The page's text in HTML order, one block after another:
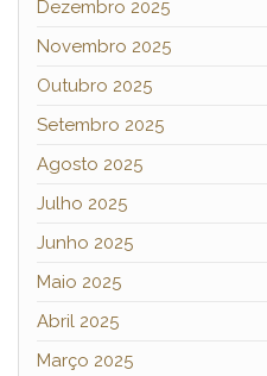
Dezembro 2025
Novembro 2025
Outubro 2025
Setembro 2025
Agosto 2025
Julho 2025
Junho 2025
Maio 2025
Abril 2025
Março 2025